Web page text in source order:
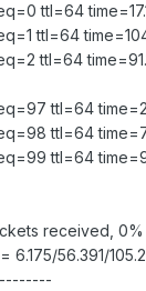
ttl=64
ttl=64
ttl=64
ttl=64
ttl=64
ttl=64
received,
56.391/